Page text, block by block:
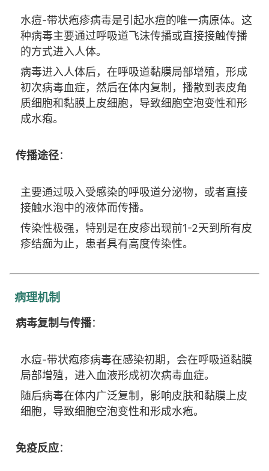
水痘-带状疱疹病毒是引起水痘的唯一病原体。这
种病毒主要通过呼吸道飞沫传播或直接接触传播
的方式进入人体。
病毒进入人体后，在呼吸道黏膜局部增殖，形成
初次病毒血症，然后在体内复制，播散到表皮角
质细胞和黏膜上皮细胞，导致细胞空泡变性和形
成水疱。
传播途径：
主要通过吸入受感染的呼吸道分泌物，或者直接
接触水泡中的液体而传播。
传染性极强，特别是在皮疹出现前1-2天到所有皮
疹结痂为止，患者具有高度传染性。
病理机制
病毒复制与传播：
水痘-带状疱疹病毒在感染初期，会在呼吸道黏膜
局部增殖，进入血液形成初次病毒血症。
随后病毒在体内广泛复制，影响皮肤和黏膜上皮
细胞，导致细胞空泡变性和形成水疱。
免疫反应：